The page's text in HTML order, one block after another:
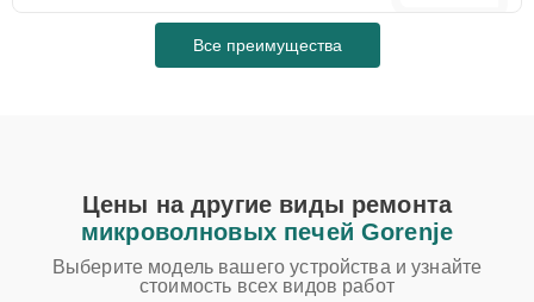
Все преимущества
Цены на другие виды ремонта
микроволновых печей Gorenje
Выберите модель вашего устройства и узнайте
стоимость всех видов работ